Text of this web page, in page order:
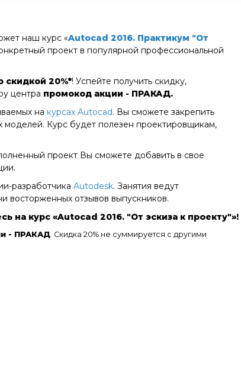
наш курс «Autocad 2016. Практикум "От
проект в популярной профессиональной
скидкой 20%*! Успейте получить скидку,
центра промокод акции - ПРАКАД.
на курсах Autocad. Вы сможете закрепить
Курс будет полезен проектировщикам,
проект Вы сможете добавить в свое
разработчика Autodesk. Занятия ведут
отзывов выпускников.
на курс «Autocad 2016. "От эскиза к проекту"»!
- ПРАКАД. Скидка 20% не суммируется с другими